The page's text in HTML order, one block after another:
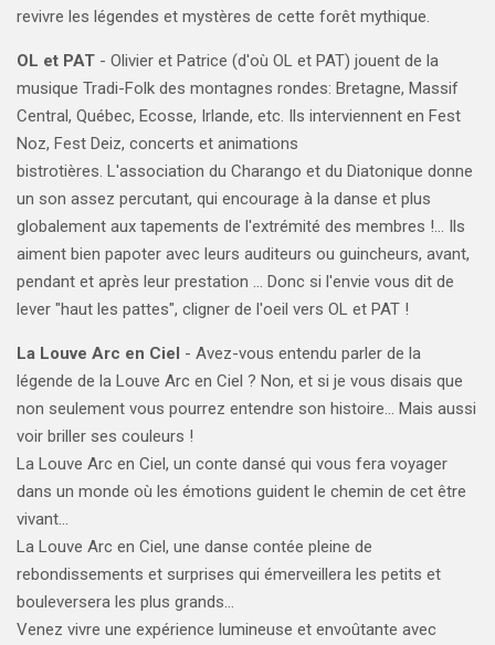
revivre les légendes et mystères de cette forêt mythique.
OL et PAT - Olivier et Patrice (d'où OL et PAT) jouent de la
musique Tradi-Folk des montagnes rondes: Bretagne, Massif
Central, Québec, Ecosse, Irlande, etc. Ils interviennent en Fest
Noz, Fest Deiz, concerts et animations
bistrotières. L'association du Charango et du Diatonique donne
un son assez percutant, qui encourage à la danse et plus
globalement aux tapements de l'extrémité des membres !... Ils
aiment bien papoter avec leurs auditeurs ou guincheurs, avant,
pendant et après leur prestation ... Donc si l'envie vous dit de
lever "haut les pattes", cligner de l'oeil vers OL et PAT !
La Louve Arc en Ciel - Avez-vous entendu parler de la
légende de la Louve Arc en Ciel ? Non, et si je vous disais que
non seulement vous pourrez entendre son histoire... Mais aussi
voir briller ses couleurs !
La Louve Arc en Ciel, un conte dansé qui vous fera voyager
dans un monde où les émotions guident le chemin de cet être
vivant...
La Louve Arc en Ciel, une danse contée pleine de
rebondissements et surprises qui émerveillera les petits et
bouleversera les plus grands...
Venez vivre une expérience lumineuse et envoûtante avec